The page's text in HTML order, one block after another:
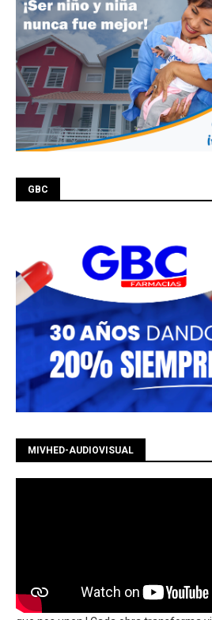
GBC
MIVHED-AUDIOVISUAL